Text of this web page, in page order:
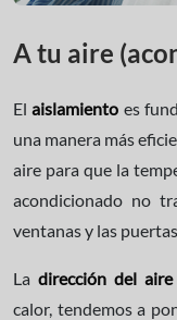
A tu aire
Elaislamiento es
una manera más
aire para que la
acondicionado no
ventanas y las
La dirección del aire
calor, tendemos a